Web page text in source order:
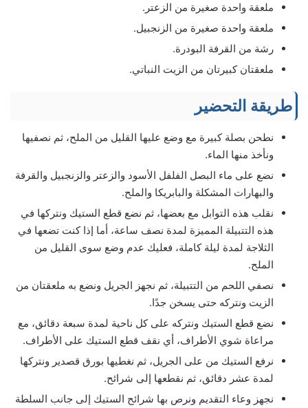
ملعقة واحدة صغيرة من الزعتر.
ملعقة واحدة صغيرة من الزنجبيل.
رشة من القرفة البودرة.
ملعقتان كبيرتان من الزيت النباتي.
طريقة التحضير
نطحن بصلة كبيرة مع وضع عليها القليل من الملح، ثم نصفيها
ونأخذ منها الماء.
نضع على ماء البصل الفلفل الأسود والزعتر والزنجبيل والقرفة
والبهارات المشكلة والبابريكا والملح.
نقلب هذه التوابل مع بعضها، ثم نضع قطع الستيك ونتركها في
هذه التتبيلة المميزة لمدة نصف ساعة، أما إذا كنت تضعها في
الثلاجة لمدة ليلة كاملة، فعليك عدم وضع سوى القليل من
الملح.
نصفي اللحم من التتبيلة، ثم نجهز الجريل ونضع به ملعقتان من
الزيت ونتركه حتى يسخن جدًا.
نضع قطع الستيك ونتركه على كل ناحية لمدة سبعة دقائق، مع
مراعاة شوي الأطراف، أي نقف قطع الستيك على الأطراف.
نرفع الستيك من على الجريل، ثم نغطيها بورق قصدير ونتركها
لمدة عشر دقائق، ثم نقطعها إلى شرائح.
نجهز وعاء التقديم ونرص بها شرائح الستيك إلى جانب السلطة